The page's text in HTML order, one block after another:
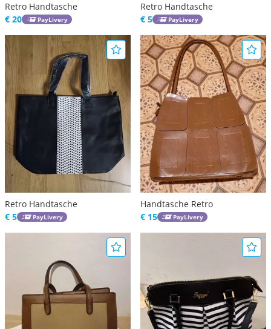
Retro Handtasche
€ 20
PayLivery
Retro Handtasche
€ 5
PayLivery
Retro Handtasche
€ 5
PayLivery
Handtasche Retro
€ 15
PayLivery